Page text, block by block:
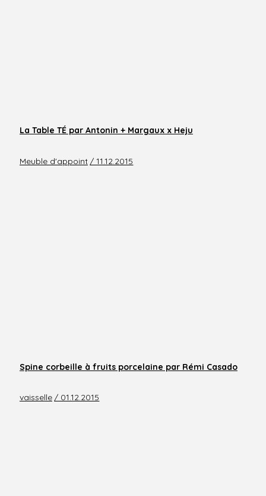
La Table TÉ par Antonin + Margaux x Heju
Meuble d'appoint / 11.12.2015
Spine corbeille à fruits porcelaine par Rémi Casado
vaisselle / 01.12.2015